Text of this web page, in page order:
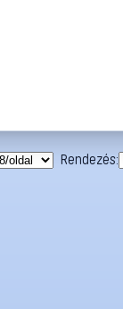
Rendezés: